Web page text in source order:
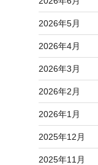
2026年5月
2026年4月
2026年3月
2026年2月
2026年1月
2025年12月
2025年11月